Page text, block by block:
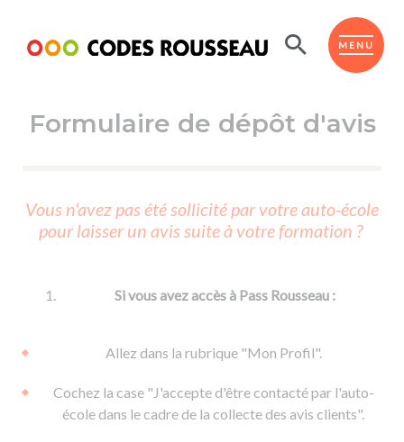
MENU
ESPACE ÉLÈVE
Code de la route
Passer l'ASSR
Réviser le code
Passer l'ETM
Permis voiture
Permis remorque
Permis & handicap
d'apprentissage
De la conduite en voiture
De la conduite à moto
Formations pro.
Permis poids lourd
Formulaire de dépôt d'avis
Vous n'avez pas été sollicité par votre auto-école
pour laisser un avis suite à votre formation ?
Si vous avez accès à Pass Rousseau :
Allez dans la rubrique "Mon Profil".
Cochez la case "J'accepte d'être contacté par l'auto-
école dans le cadre de la collecte des avis clients".